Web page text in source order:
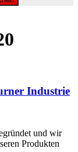
Industrie
und wir
Produkten